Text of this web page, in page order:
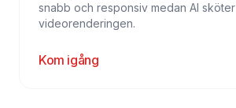
snabb och responsiv medan AI sköter
videorenderingen.
Kom igång